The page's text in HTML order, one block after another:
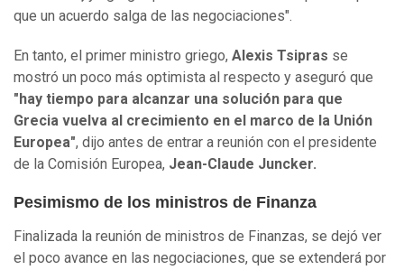
que un acuerdo salga de las negociaciones".
En tanto, el primer ministro griego, Alexis Tsipras se
mostró un poco más optimista al respecto y aseguró que
"hay tiempo para alcanzar una solución para que
Grecia vuelva al crecimiento en el marco de la Unión
Europea", dijo antes de entrar a reunión con el presidente
de la Comisión Europea, Jean-Claude Juncker.
Pesimismo de los ministros de Finanza
Finalizada la reunión de ministros de Finanzas, se dejó ver
el poco avance en las negociaciones, que se extenderá por